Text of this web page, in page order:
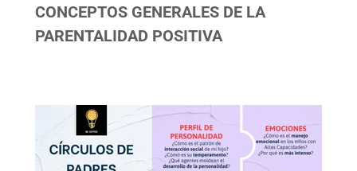
CONCEPTOS GENERALES DE LA
PARENTALIDAD POSITIVA